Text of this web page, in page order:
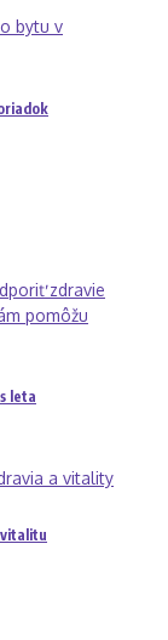
leta